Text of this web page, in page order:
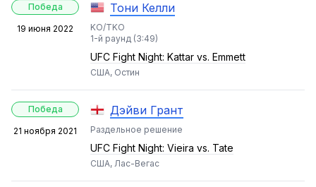
Победа
19 июня 2022
Тони Келли
KO/TKO
1-й раунд (3:49)
UFC Fight Night: Kattar vs. Emmett
США, Остин
Победа
21 ноября 2021
Дэйви Грант
Раздельное решение
UFC Fight Night: Vieira vs. Tate
США, Лас-Вегас